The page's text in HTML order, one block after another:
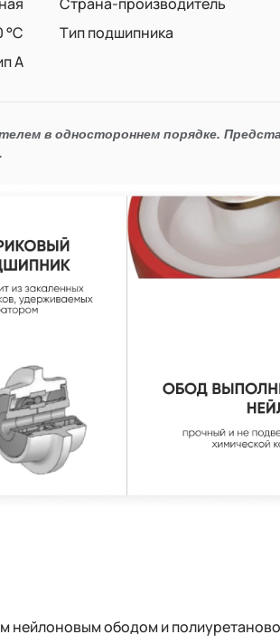
°С Тип подшипника
А
в одностороннем порядке.
нейлоновым ободом и